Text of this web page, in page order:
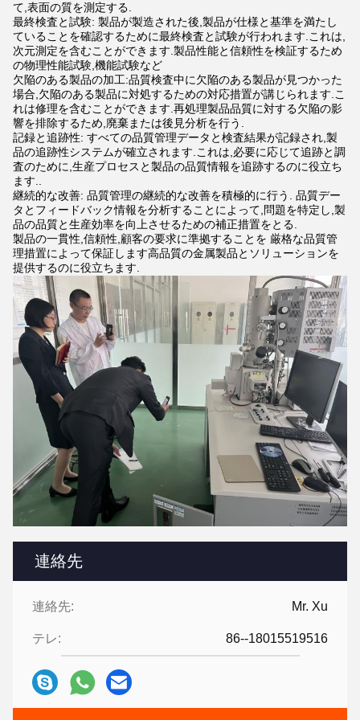
連絡先
連絡先: Mr. Xu
テレ: 86--18015519516
て,表面の質を測定する.
最終検査と試験: 製品が製造された後,製品が仕様と基準を満たし
ていることを確認するために最終検査と試験が行われます.これは,
次元測定を含むことができます.製品性能と信頼性を検証するため
の物理性能試験,機能試験など
欠陥のある製品の加工:品質検査中に欠陥のある製品が見つかった
場合,欠陥のある製品に対処するための対応措置が講じられます.こ
れは修理を含むことができます.再処理製品品質に対する欠陥の影
響を排除するため,廃棄または後見分析を行う.
記録と追跡性: すべての品質管理データと検査結果が記録され,製
品の追跡性システムが確立されます.これは,必要に応じて追跡と調
査のために,生産プロセスと製品の品質情報を追跡するのに役立ち
ます..
継続的な改善: 品質管理の継続的な改善を積極的に行う. 品質デー
タとフィードバック情報を分析することによって,問題を特定し,製
品の品質と生産効率を向上させるための補正措置をとる.
製品の一貫性,信頼性,顧客の要求に準拠することを 厳格な品質管
理措置によって保証します高品質の金属製品とソリューションを
提供するのに役立ちます.